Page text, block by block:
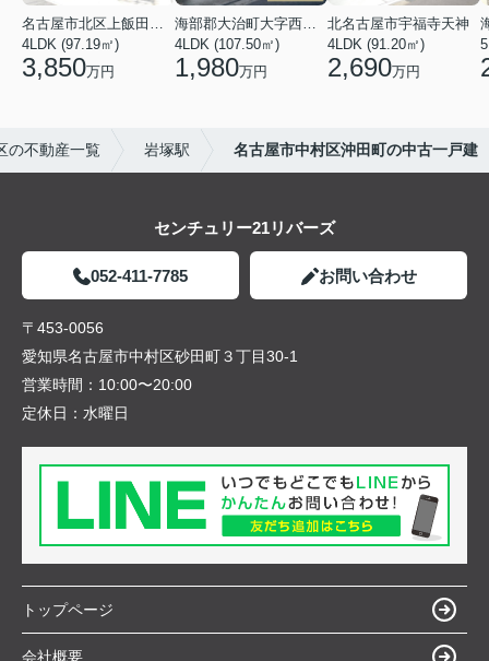
名古屋市北区上飯田北町４丁目
4LDK (97.19㎡)
3,850万円
海部郡大治町大字西條字北屋敷
4LDK (107.50㎡)
1,980万円
北名古屋市宇福寺天神
4LDK (91.20㎡)
2,690万円
の不動産一覧 岩塚駅 名古屋市中村区沖田町の中古一戸建
センチュリー21リバーズ
052-411-7785 お問い合わせ
〒453-0056
愛知県名古屋市中村区砂田町３丁目30-1
営業時間： 10:00〜20:00
定休日： 水曜日
トップページ
会社概要